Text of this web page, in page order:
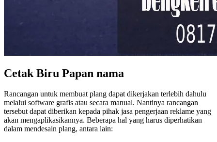
Cetak Biru Papan nama
Rancangan untuk membuat plang dapat dikerjakan terlebih dahulu
melalui software grafis atau secara manual. Nantinya rancangan
tersebut dapat diberikan kepada pihak jasa pengerjaan reklame yang
akan mengaplikasikannya. Beberapa hal yang harus diperhatikan
dalam mendesain plang, antara lain: